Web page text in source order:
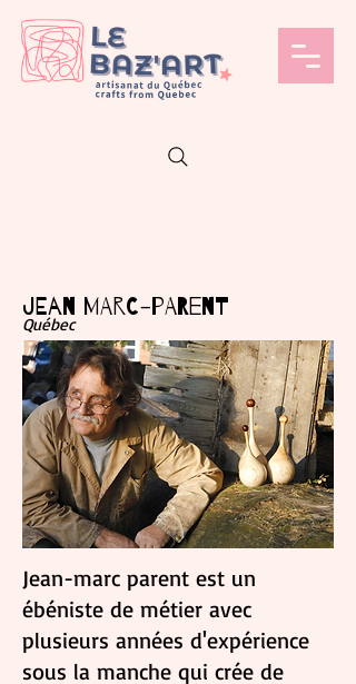
JEAN MARc-PARENT
Québec
Jean-marc parent est un
ébéniste de métier avec
plusieurs années d'expérience
sous la manche qui crée de